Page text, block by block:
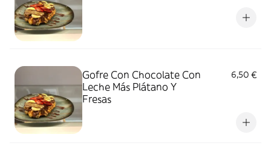
Gofre Con Chocolate Con
Leche Más Plátano Y
Fresas
6,50 €